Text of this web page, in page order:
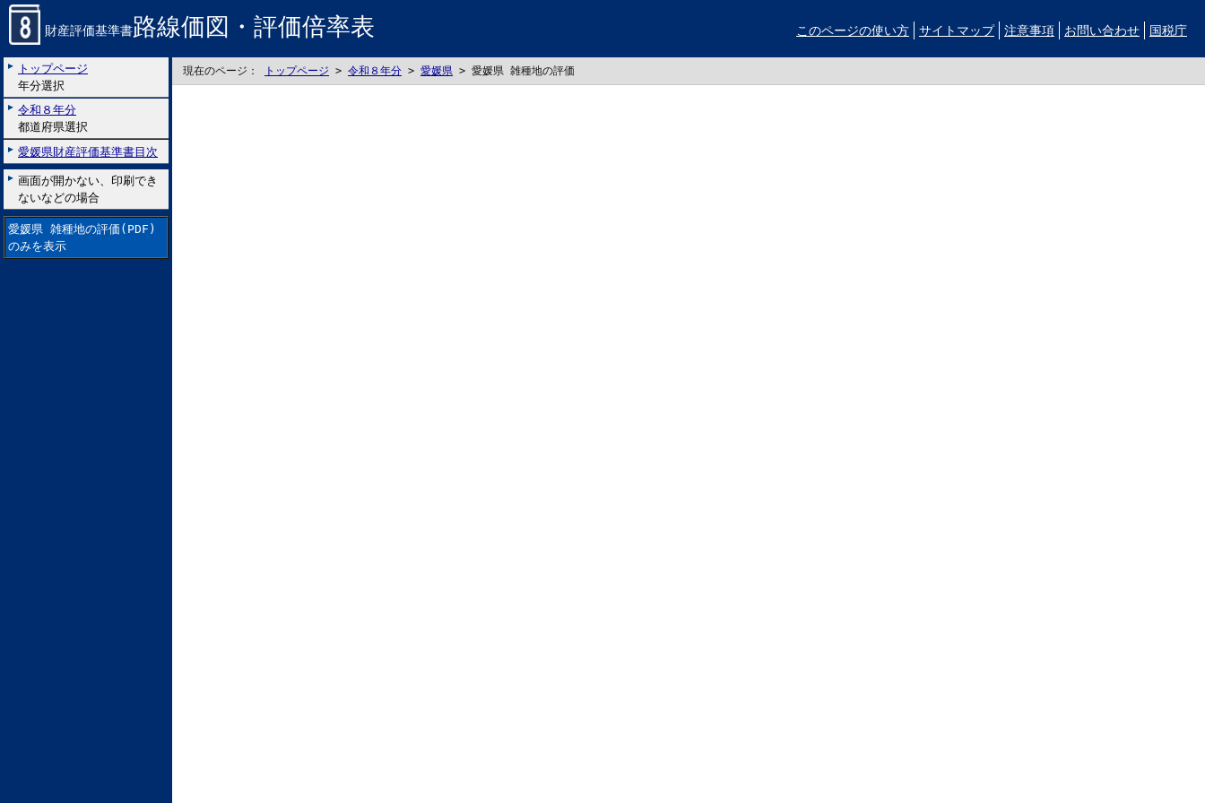
財産評価基準書路線価図・評価倍率表 このページの使い方 サイトマップ 注意事項 お問い合わせ 国税庁
トップページ
年分選択
令和８年分
都道府県選択
愛媛県財産評価基準書目次
画面が開かない、印刷でき
ないなどの場合
愛媛県 雑種地の評価(PDF)
のみを表示
現在のページ： トップページ > 令和８年分 > 愛媛県 > 愛媛県 雑種地の評価